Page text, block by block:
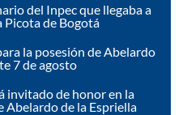
del Inpec que llegaba a
Picota de Bogotá
la posesión de Abelardo
7 de agosto
invitado de honor en la
Abelardo de la Espriella